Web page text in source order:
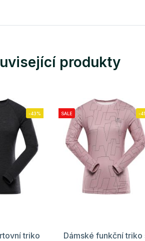
produkty
-43%
triko
SALE -
Dámské funkční triko